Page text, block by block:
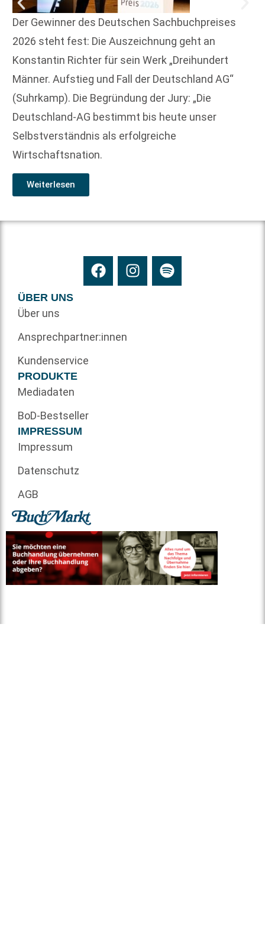
Der Gewinner des Deutschen Sachbuchpreises
2026 steht fest: Die Auszeichnung geht an
Konstantin Richter für sein Werk „Dreihundert
Männer. Aufstieg und Fall der Deutschland AG“
(Suhrkamp). Die Begründung der Jury: „Die
Deutschland-AG bestimmt bis heute unser
Selbstverständnis als erfolgreiche
Wirtschaftsnation.
Weiterlesen
ÜBER UNS
Über uns
Ansprechpartner:innen
Kundenservice
PRODUKTE
Mediadaten
BoD-Bestseller
IMPRESSUM
Impressum
Datenschutz
AGB